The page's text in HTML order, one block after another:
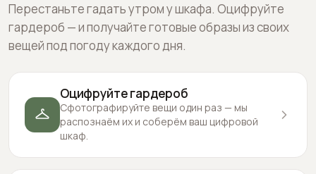
Перестаньте гадать утром у шкафа. Оцифруйте
гардероб — и получайте готовые образы из своих
вещей под погоду каждого дня.
Оцифруйте гардероб
Сфотографируйте вещи один раз — мы
распознаём их и соберём ваш цифровой
шкаф.